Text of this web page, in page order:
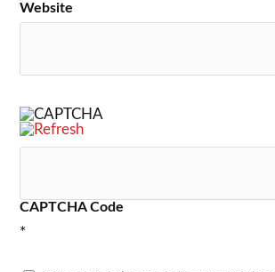
Website
CAPTCHA Code
*